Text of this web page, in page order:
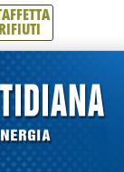
la notizia.
RIFIUTI